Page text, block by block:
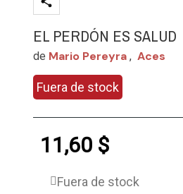
EL PERDÓN ES SALUD
de Mario Pereyra , Aces
Fuera de stock
11,60 $
Fuera de stock